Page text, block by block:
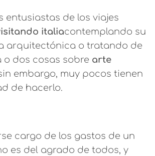
entusiastas de los viajes
italiacontemplando su
arquitectónica o tratando de
o dos cosas sobre arte
embargo, muy pocos tienen
de hacerlo.
cargo de los gastos de un
es del agrado de todos, y